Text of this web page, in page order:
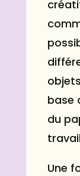
base
du
Une